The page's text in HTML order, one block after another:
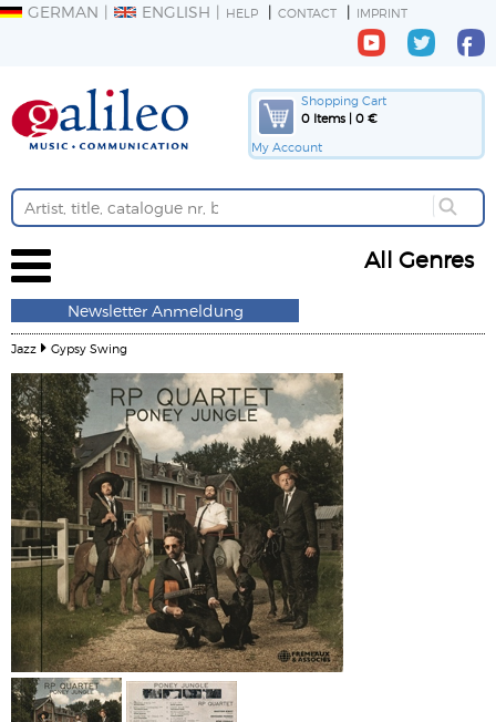
GERMAN ENGLISH HELP CONTACT IMPRINT
Shopping Cart
0 Items | 0 €
My Account
All Genres
Newsletter Anmeldung
Jazz Gypsy Swing